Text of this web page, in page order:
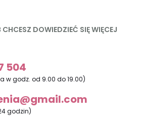
DOWIEDZIEĆ SIĘ WIĘCEJ
504
w godz. od 9.00 do 19.00)
godzin)